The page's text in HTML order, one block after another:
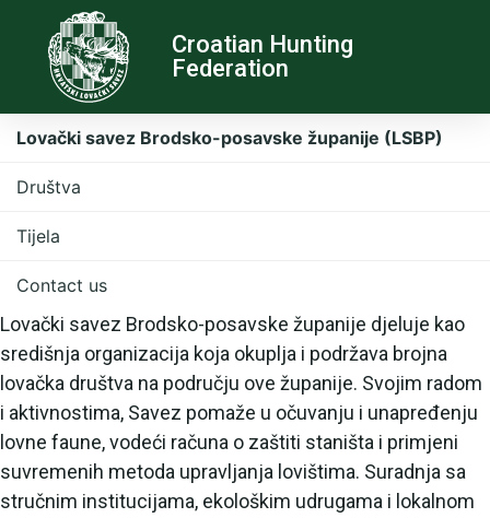
Croatian Hunting
Federation
Lovački savez Brodsko-posavske županije (LSBP)
Društva
Tijela
Contact us
Lovački savez Brodsko-posavske županije djeluje kao
središnja organizacija koja okuplja i podržava brojna
lovačka društva na području ove županije. Svojim radom
i aktivnostima, Savez pomaže u očuvanju i unapređenju
lovne faune, vodeći računa o zaštiti staništa i primjeni
suvremenih metoda upravljanja lovištima. Suradnja sa
stručnim institucijama, ekološkim udrugama i lokalnom